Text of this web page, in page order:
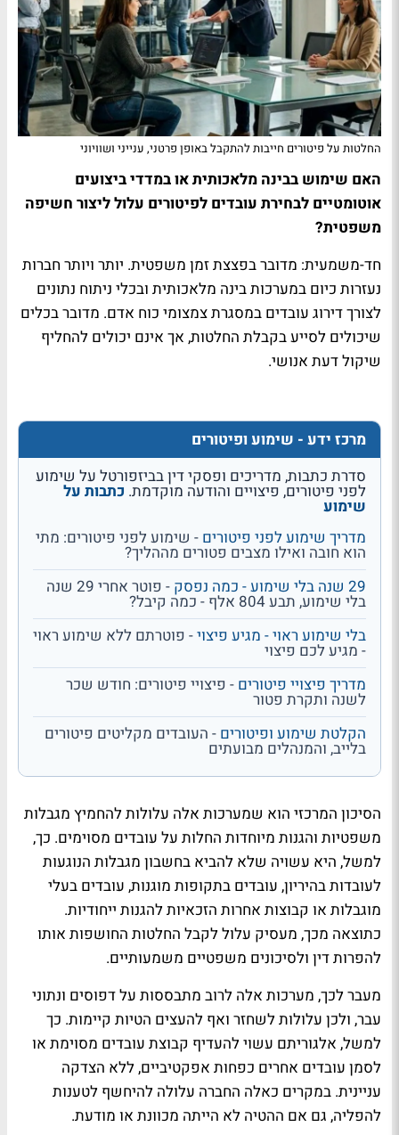
החלטות על פיטורים חייבות להתקבל באופן פרטני, ענייני ושוויוני
האם שימוש בבינה מלאכותית או במדדי ביצועים
אוטומטיים לבחירת עובדים לפיטורים עלול ליצור חשיפה
משפטית?
חד-משמעית: מדובר בפצצת זמן משפטית. יותר ויותר חברות
נעזרות כיום במערכות בינה מלאכותית ובכלי ניתוח נתונים
לצורך דירוג עובדים במסגרת צמצומי כוח אדם. מדובר בכלים
שיכולים לסייע בקבלת החלטות, אך אינם יכולים להחליף
שיקול דעת אנושי.
מרכז ידע - שימוע ופיטורים
סדרת כתבות, מדריכים ופסקי דין בביזפורטל על שימוע
לפני פיטורים, פיצויים והודעה מוקדמת. כתבות על
שימוע
מדריך שימוע לפני פיטורים - שימוע לפני פיטורים: מתי
הוא חובה ואילו מצבים פטורים מההליך?
29 שנה בלי שימוע - כמה נפסק
- פוטר אחרי 29 שנה
בלי שימוע, תבע 804 אלף - כמה קיבל?
בלי שימוע ראוי - מגיע פיצוי- פוטרתם ללא שימוע ראוי
- מגיע לכם פיצוי
מדריך פיצויי פיטורים - פיצויי פיטורים: חודש שכר
לשנה ותקרת פטור
הקלטת שימוע ופיטורים - העובדים מקליטים פיטורים
בלייב, והמנהלים מבועתים
הסיכון המרכזי הוא שמערכות אלה עלולות להחמיץ מגבלות
משפטיות והגנות מיוחדות החלות על עובדים מסוימים. כך,
למשל, היא עשויה שלא להביא בחשבון מגבלות הנוגעות
לעובדות בהיריון, עובדים בתקופות מוגנות, עובדים בעלי
מוגבלות או קבוצות אחרות הזכאיות להגנות ייחודיות.
כתוצאה מכך, מעסיק עלול לקבל החלטות החושפות אותו
להפרות דין ולסיכונים משפטיים משמעותיים.
מעבר לכך, מערכות אלה לרוב מתבססות על דפוסים ונתוני
עבר, ולכן עלולות לשחזר ואף להעצים הטיות קיימות. כך
למשל, אלגוריתם עשוי להעדיף קבוצת עובדים מסוימת או
לסמן עובדים אחרים כפחות אפקטיביים, ללא הצדקה
עניינית. במקרים כאלה החברה עלולה להיחשף לטענות
להפליה, גם אם ההטיה לא הייתה מכוונת או מודעת.